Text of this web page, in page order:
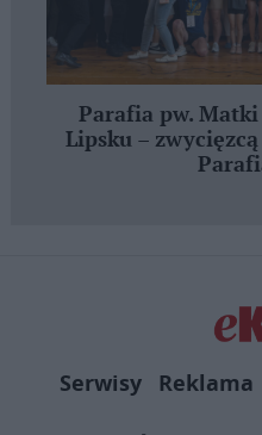
Parafia pw.
Lipsku –
Serwisy Reklama